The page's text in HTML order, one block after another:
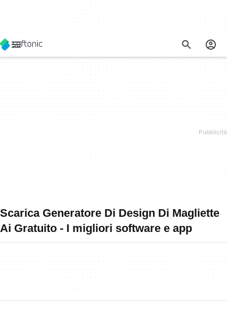
Scarica Generatore Di Design Di Magliette
Ai Gratuito - I migliori software e app